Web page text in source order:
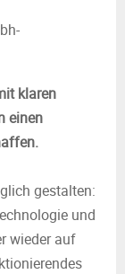
klaren
einen
gestalten:
und
wieder auf